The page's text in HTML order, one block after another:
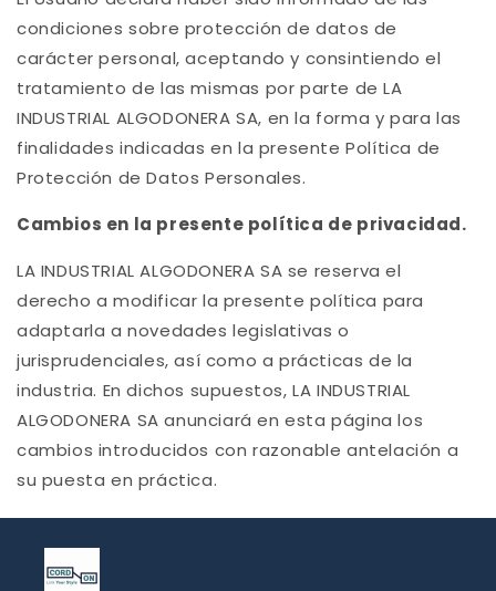
condiciones sobre protección de datos de
carácter personal, aceptando y consintiendo el
tratamiento de las mismas por parte de LA
INDUSTRIAL ALGODONERA SA, en la forma y para las
finalidades indicadas en la presente Política de
Protección de Datos Personales.
Cambios en la presente política de privacidad.
LA INDUSTRIAL ALGODONERA SA se reserva el
derecho a modificar la presente política para
adaptarla a novedades legislativas o
jurisprudenciales, así como a prácticas de la
industria. En dichos supuestos, LA INDUSTRIAL
ALGODONERA SA anunciará en esta página los
cambios introducidos con razonable antelación a
su puesta en práctica.